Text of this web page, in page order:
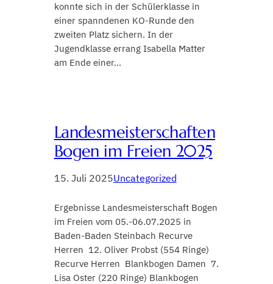
konnte sich in der Schülerklasse in
einer spanndenen KO-Runde den
zweiten Platz sichern. In der
Jugendklasse errang Isabella Matter
am Ende einer…
Landesmeisterschaften
Bogen im Freien 2025
15. Juli 2025Uncategorized
Ergebnisse Landesmeisterschaft Bogen
im Freien vom 05.-06.07.2025 in
Baden-Baden Steinbach Recurve
Herren 12. Oliver Probst (554 Ringe)
Recurve Herren Blankbogen Damen 7.
Lisa Oster (220 Ringe) Blankbogen